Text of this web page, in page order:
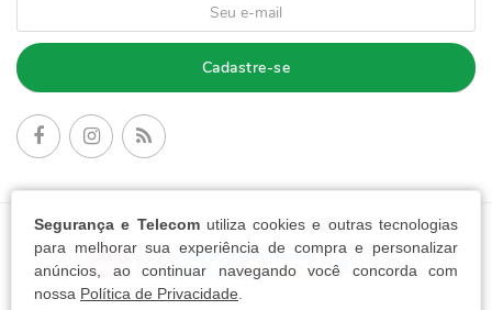
Segurança e Telecomutiliza cookies e outras tecnologias
para melhorar sua experiência de compra e personalizar
anúncios, ao continuar navegando você concorda com
nossa Política de Privacidade.
Cadastre-se
FORMAS DE PAGAMENTO: